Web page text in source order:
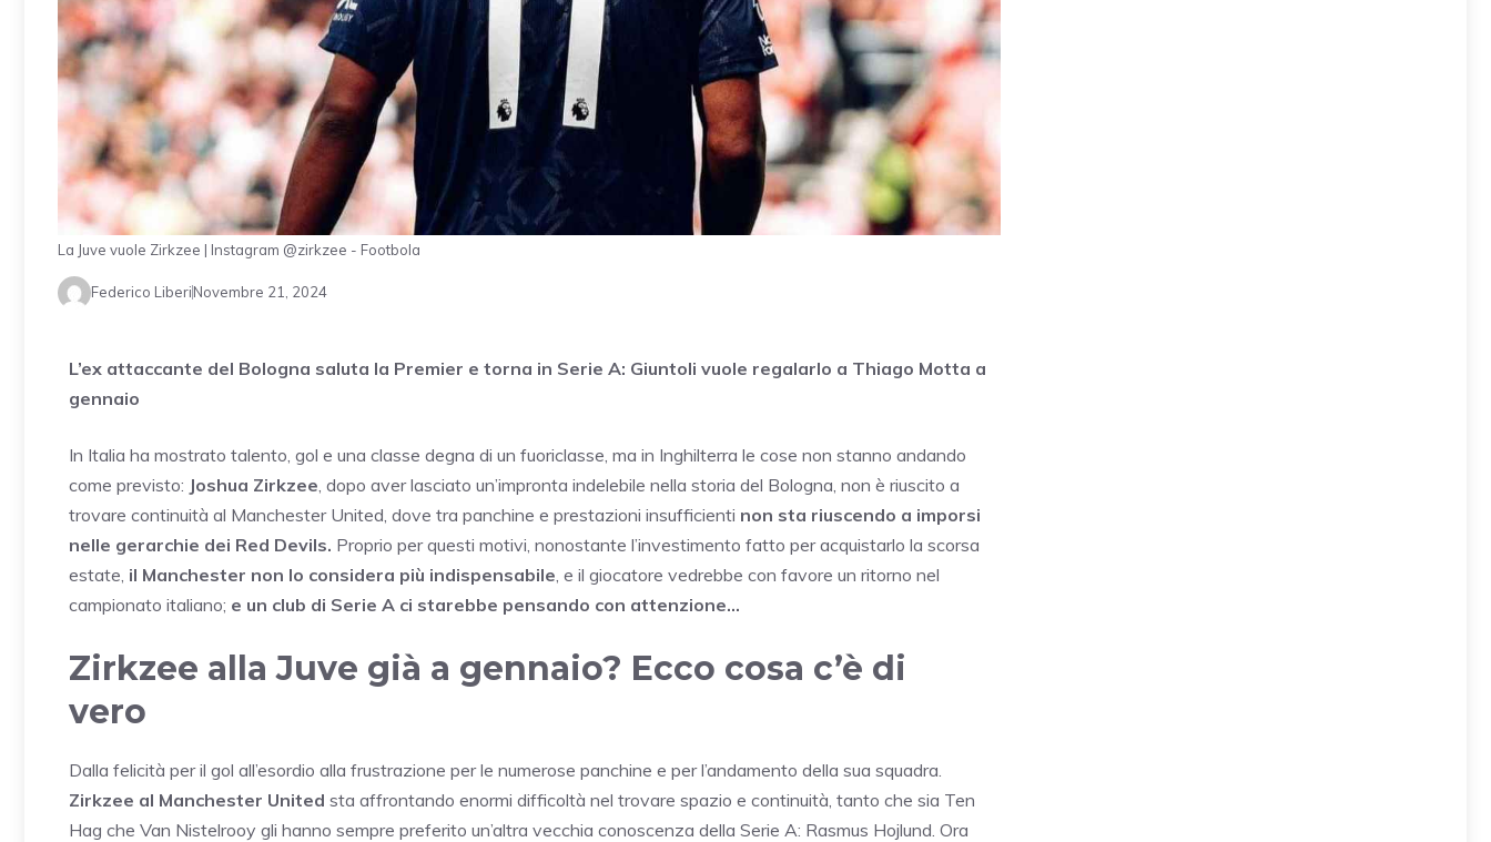
La Juve vuole Zirkzee | Instagram @zirkzee - Footbola
Federico LiberiNovembre 21, 2024
L’ex attaccante del Bologna saluta la Premier e torna in Serie A: Giuntoli vuole regalarlo a Thiago Motta a
gennaio
In Italia ha mostrato talento, gol e una classe degna di un fuoriclasse, ma in Inghilterra le cose non stanno andando
come previsto: Joshua Zirkzee , dopo aver lasciato un’impronta indelebile nella storia del Bologna, non è riuscito a
trovare continuità al Manchester United, dove tra panchine e prestazioni insufficienti non sta riuscendo a imporsi
nelle gerarchie dei Red Devils. Proprio per questi motivi, nonostante l’investimento fatto per acquistarlo la scorsa
estate, il Manchester non lo considera più indispensabile , e il giocatore vedrebbe con favore un ritorno nel
campionato italiano; e un club di Serie A ci starebbe pensando con attenzione…
Zirkzee alla Juve già a gennaio? Ecco cosa c’è di
vero
Dalla felicità per il gol all’esordio alla frustrazione per le numerose panchine e per l’andamento della sua squadra.
Zirkzee al Manchester United sta affrontando enormi difficoltà nel trovare spazio e continuità, tanto che sia Ten
Hag che Van Nistelrooy gli hanno sempre preferito un’altra vecchia conoscenza della Serie A: Rasmus Hojlund. Ora